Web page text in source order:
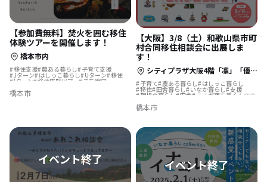
【参加費無料】焚火を囲む移住
体験ツアーを開催します！
橋本市内
移住支援 農ある暮らし 子育て支援
Jターン はしっこ暮らし Uターン 移住
Iターン 移住体験ツアー まち案内
ここが落ち着くんです
橋本市
【大阪】3/8（土）和歌山県市町
村合同移住相談会に出展しま
す！
シティプラザ大阪4階「凛」「優」(大阪市中央区本町橋2-31)
子育て 農ある暮らし はしっこ暮らし
移住 田舎暮らし いなか暮らし 支援
理想の暮らし 田舎 ここが落ち着くんです
橋本市